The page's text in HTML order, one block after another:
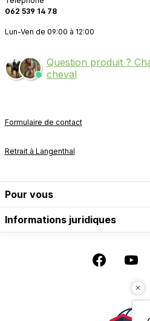
062 539 14 78
Lun-Ven de 09:00 à 12:00
Question produit ?
cheval
Formulaire de contact
Retrait à Langenthal
Pour vous
Informations juridiques